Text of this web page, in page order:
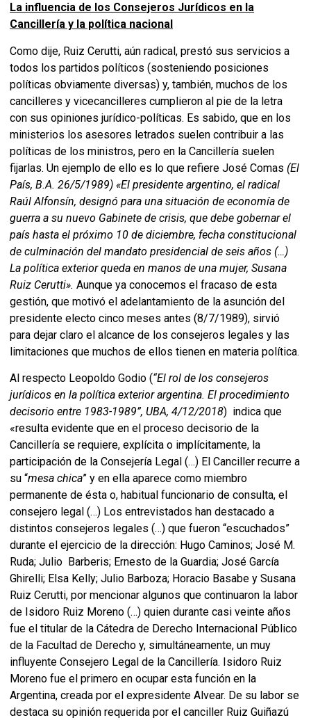
La influencia de los Consejeros Jurídicos en la
Cancillería y la política nacional
Como dije, Ruiz Cerutti, aún radical, prestó sus servicios a
todos los partidos políticos (sosteniendo posiciones
políticas obviamente diversas) y, también, muchos de los
cancilleres y vicecancilleres cumplieron al pie de la letra
con sus opiniones jurídico-políticas. Es sabido, que en los
ministerios los asesores letrados suelen contribuir a las
políticas de los ministros, pero en la Cancillería suelen
fijarlas. Un ejemplo de ello es lo que refiere José Comas (El
País, B.A. 26/5/1989) «El presidente argentino, el radical
Raúl Alfonsín, designó para una situación de economía de
guerra a su nuevo Gabinete de crisis, que debe gobernar el
país hasta el próximo 10 de diciembre, fecha constitucional
de culminación del mandato presidencial de seis años (…)
La política exterior queda en manos de una mujer, Susana
Ruiz Cerutti». Aunque ya conocemos el fracaso de esta
gestión, que motivó el adelantamiento de la asunción del
presidente electo cinco meses antes (8/7/1989), sirvió
para dejar claro el alcance de los consejeros legales y las
limitaciones que muchos de ellos tienen en materia política.
Al respecto Leopoldo Godio (“El rol de los consejeros
jurídicos en la política exterior argentina. El procedimiento
decisorio entre 1983-1989”, UBA, 4/12/2018) indica que
«resulta evidente que en el proceso decisorio de la
Cancillería se requiere, explícita o implícitamente, la
participación de la Consejería Legal (…) El Canciller recurre a
su “mesa chica” y en ella aparece como miembro
permanente de ésta o, habitual funcionario de consulta, el
consejero legal (…) Los entrevistados han destacado a
distintos consejeros legales (…) que fueron “escuchados”
durante el ejercicio de la dirección: Hugo Caminos; José M.
Ruda; Julio Barberis; Ernesto de la Guardia; José García
Ghirelli; Elsa Kelly; Julio Barboza; Horacio Basabe y Susana
Ruiz Cerutti, por mencionar algunos que continuaron la labor
de Isidoro Ruiz Moreno (…) quien durante casi veinte años
fue el titular de la Cátedra de Derecho Internacional Público
de la Facultad de Derecho y, simultáneamente, un muy
influyente Consejero Legal de la Cancillería. Isidoro Ruiz
Moreno fue el primero en ocupar esta función en la
Argentina, creada por el expresidente Alvear. De su labor se
destaca su opinión requerida por el canciller Ruiz Guiñazú